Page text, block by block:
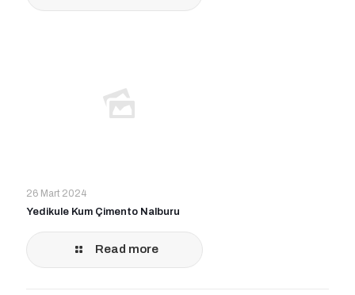
26 Mart 2024
Yedikule Kum Çimento Nalburu
Read more